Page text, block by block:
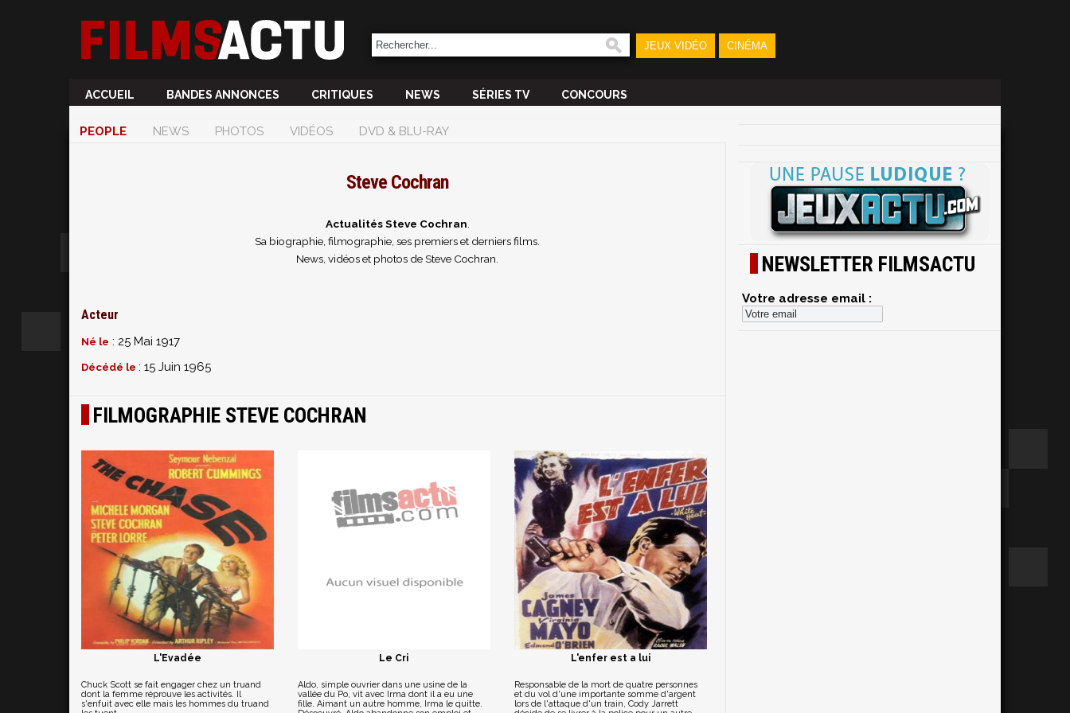
JEUX VIDÉO CINÉMA
ACCUEIL BANDES ANNONCES CRITIQUES NEWS SÉRIES TV CONCOURS
PEOPLE NEWS PHOTOS VIDÉOS DVD & BLU-RAY
Steve Cochran
Actualités Steve Cochran
Sa biographie, filmographie, ses premiers et derniers films.
News, vidéos et photos de Steve Cochran.
Acteur
Né le : 25 Mai 1917
Décédé le : 15 Juin 1965
FILMOGRAPHIE STEVE COCHRAN
L'Evadée
Chuck Scott se fait engager chez un truand
dont la femme réprouve les activités. Il
s'enfuit avec elle mais les hommes du truand
Le Cri
Aldo, simple ouvrier dans une usine de la
vallée du Po, vit avec Irma dont il a eu une
fille. Aimant un autre homme, Irma le quitte.
L'enfer est a lui
Responsable de la mort de quatre personnes
et du vol d'une importante somme d'argent
lors de l'attaque d'un train, Cody Jarrett
NEWSLETTER FILMSACTU
Votre adresse email :